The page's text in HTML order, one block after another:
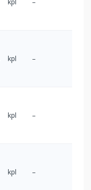
kpl –
kpl –
kpl –